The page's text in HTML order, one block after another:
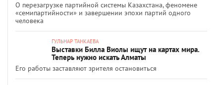
О перезагрузке партийной системы Казахстана, феномене
«семипартийности» и завершении эпохи партий одного
человека
ГУЛЬНАР ТАНКАЕВА
Выставки Билла Виолы ищут на картах мира.
Теперь нужно искать Алматы
Его работы заставляют зрителя остановиться